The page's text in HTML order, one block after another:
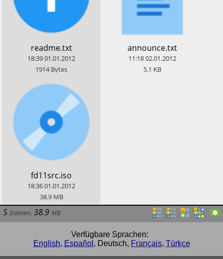
​readme.txt
18:3901.01.2012
1914 Bytes
​announce.txt
11:1802.01.2012
5.1 KB
​fd11src.iso
18:3601.01.2012
38.9 MB
5 Dateien, 38.9 MB
Verfügbare Sprachen:
English, Español , Deutsch, Français, Türkçe